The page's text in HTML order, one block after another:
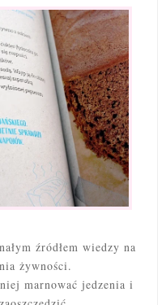
źródłem wiedzy na
żywności.
marnować jedzenia i